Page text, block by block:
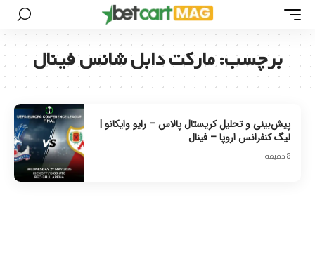
برچسب:مارکت دابل شانس فینال
پیش‌بینی و تحلیل کریستال پالاس – رایو وایکانو |
لیگ کنفرانس اروپا – فینال
8 دقیقه